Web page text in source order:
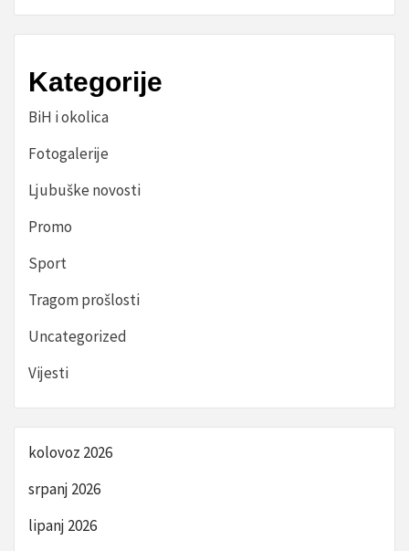
Kategorije
BiH i okolica
Fotogalerije
Ljubuške novosti
Promo
Sport
Tragom prošlosti
Uncategorized
Vijesti
kolovoz 2026
srpanj 2026
lipanj 2026